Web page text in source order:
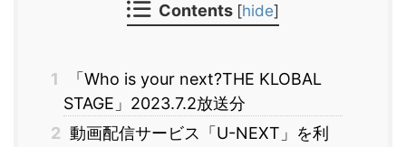
Contents [hide]
1
「Who is your next?THE KLOBAL
STAGE」2023.7.2放送分
2 動画配信サービス「U-NEXT」を利